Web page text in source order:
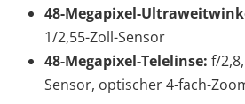
48-Megapixel-
1/2,55-Zoll-Sensor
48-Megapixel-Telelinse: f/
Sensor, optischer 4-fach-